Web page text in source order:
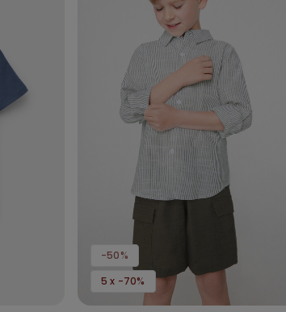
-50%
5 x -70%